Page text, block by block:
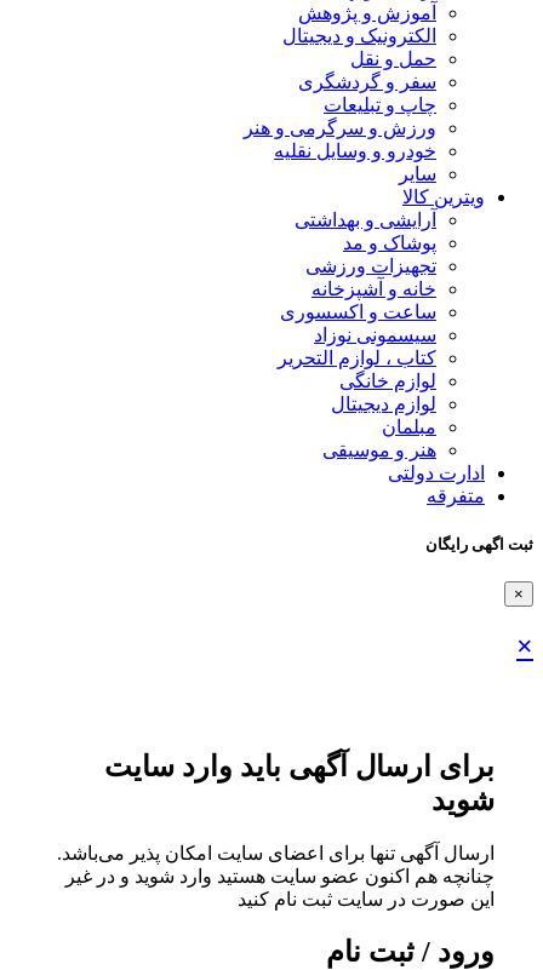
آموزش و پژوهش
الکترونیک و دیجیتال
حمل و نقل
سفر و گردشگری
چاپ و تبلیعات
ورزش و سرگرمی و هنر
خودرو و وسایل نقلیه
سایر
ویترین کالا
آرایشی و بهداشتی
پوشاک و مد
تجهیزات ورزشی
خانه و آشپزخانه
ساعت و اکسسوری
سیسمونی نوزاد
کتاب ، لوازم التحریر
لوازم خانگی
لوازم دیجیتال
مبلمان
هنر و موسیقی
ادارت دولتی
متفرقه
ثبت اگهی رایگان
×
×
برای ارسال آگهی باید وارد سایت
شوید
ارسال آگهی تنها برای اعضای سایت امکان پذیر می‌باشد.
چنانچه هم‌ اکنون عضو سایت هستید وارد شوید و در غیر
این صورت در سایت ثبت نام کنید
ورود / ثبت نام